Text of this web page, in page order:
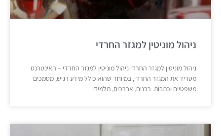
ניהול מוניטין למגזר החרדי
ניהול מוניטין למגזר החרדי ניהול מוניטין למגזר החרדי – האינטרנט
מטריד את המגזר החרדי, במיוחד שהוא כולל מידע רגיש, מסמכים
משפטיים וכתבות. רבנים, אברכים, תלמידי